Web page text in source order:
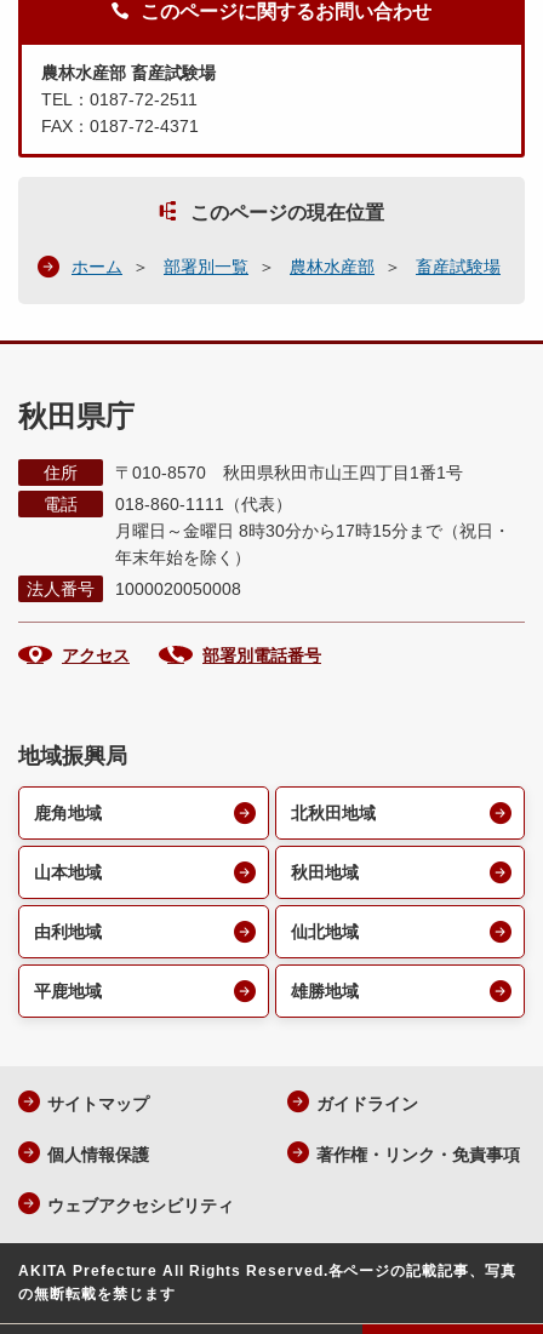
このページに関するお問い合わせ
農林水産部 畜産試験場
TEL：0187-72-2511
FAX：0187-72-4371
このページの現在位置
ホーム 部署別一覧 農林水産部 畜産試験場
秋田県庁
住所
〒010-8570 秋田県秋田市山王四丁目1番1号
電話
018-860-1111（代表）
月曜日～金曜日 8時30分から17時15分まで （祝日・
年末年始を除く）
法人番号
1000020050008
アクセス 部署別電話番号
地域振興局
鹿角地域 北秋田地域
山本地域 秋田地域
由利地域 仙北地域
平鹿地域 雄勝地域
サイトマップ ガイドライン
個人情報保護 著作権・リンク・免責事項
ウェブアクセシビリティ
AKITA Prefecture All Rights Reserved.各ページの記載記事、写真
の無断転載を禁じます